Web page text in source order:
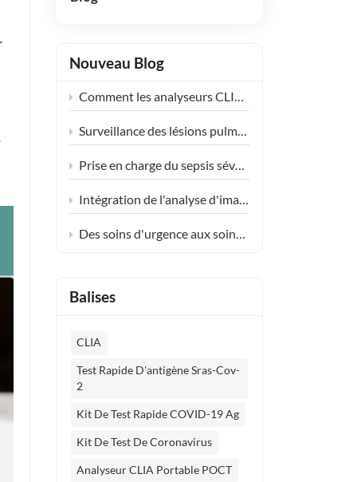
Nouveau Blog
Comment les analyseurs CLIA compacts transforment le diagnostic dans les centres de santé communautaires
Surveillance des lésions pulmonaires induites par les médicaments : extension de l’application clinique du KL-6
Prise en charge du sepsis sévère en réanimation : la synergie clinique des tests PCT et IL-6
Intégration de l'analyse d'images de laboratoire Poclight (CLIA) dans les services de soins endocriniens décentralisés pour les femmes
Des soins d'urgence aux soins de routine avec les solutions de tests cardiaques POCT de Poclight
Balises
CLIA
Test Rapide D'antigène Sras-Cov-
2
Kit De Test Rapide COVID-19 Ag
Kit De Test De Coronavirus
Analyseur CLIA Portable POCT